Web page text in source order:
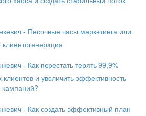
- Песочные часы маркетинга или
клиентогенерация
- Как перестать терять 99,9%
клиентов и увеличить эффективность
кампаний?
- Как создать эффективный план